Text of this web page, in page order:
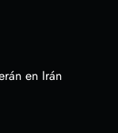
en Irán